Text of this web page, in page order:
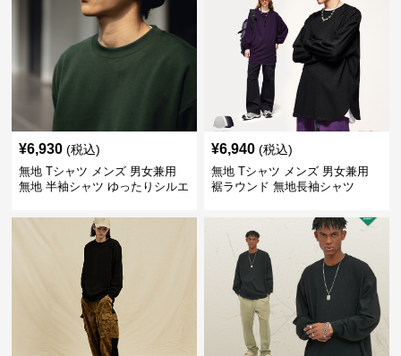
¥6,930 (税込)
無地 Tシャツ メンズ 男女兼用
無地 半袖シャツ ゆったりシルエ
¥6,940 (税込)
無地 Tシャツ メンズ 男女兼用
裾ラウンド 無地長袖シャツ